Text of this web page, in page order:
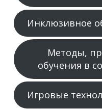
Инклюзивное
Методы,
обучения в
Игровые